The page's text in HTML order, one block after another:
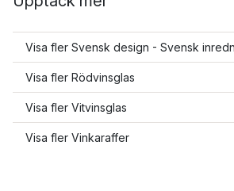
Visa fler Svensk design - Svensk
Visa fler Rödvinsglas
Visa fler Vitvinsglas
Visa fler Vinkaraffer